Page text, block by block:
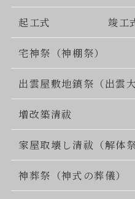
起工式 竣工
宅神祭（神棚祭）
出雲屋敷地鎮祭（出雲
増改築清祓
家屋取壊し清祓（解体祭
神葬祭（神式の葬儀）